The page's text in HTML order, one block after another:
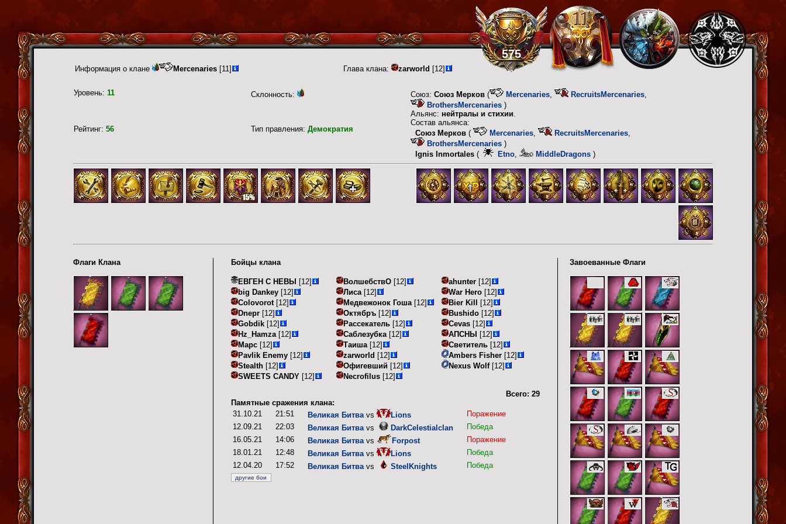
575
Информация о клане Mercenaries [11] Глава клана: zarworld [12]
Уровень: 11 Склонность: Союз: Союз Мерков ( Mercenaries, RecruitsMercenaries,
BrothersMercenaries )
Альянс: нейтралы и стихии.
Состав альянса:
Союз Мерков ( Mercenaries, RecruitsMercenaries,
BrothersMercenaries )
lgnis Inmortales ( Etno, MiddleDragons )
Рейтинг: 56 Тип правления: Демократия
Флаги Клана Бойцы клана
ЕВГЕН С НЕВЫ [12]
big Dankey [12]
Colovorot [12]
Dnepr [12]
Gobdik [12]
Hz_Hamza [12]
Mapc [12]
Pavlik Enemy [12]
Stealth [12]
SWEETS CANDY [12]
ВолшебствО [12]
Лиса [12]
Медвежонок Гоша [12]
Октябръ [12]
Рассекатель [12]
Саблезубка [12]
Таиша [12]
zarworld [12]
Офигевший [12]
Necrofilus [12]
ahunter [12]
War Hero [12]
Bier Kill [12]
Bushido [12]
Cevas [12]
АПСНЫ [12]
Светитель [12]
Ambers Fisher [12]
Nexus Wolf[12]
Всего: 29
Памятные сражения клана:
31.10.21
21:51 Великая Битва vs Lions
Поражение
12.09.21
22:03 Великая Битва vs DarkCelestialclan
Победа
16.05.21
14:06 Великая Битва vs Forpost
Поражение
18.01.21
12:48 Великая Битва vs Lions
Победа
12.04.20
17:52 Великая Битва vs SteelKnights Победа
Завоеванные Флаги